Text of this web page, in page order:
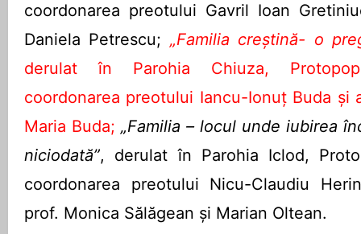
coordonarea preotului Gavril Ioan
Daniela Petrescu; „Familia creștină- o
derulat în Parohia Chiuza,
coordonarea preotului Iancu-Ionuț Buda și
Maria Buda; „Familia – locul unde iubirea
niciodată”, derulat în Parohia Iclod,
coordonarea preotului Nicu-Claudiu
prof. Monica Sălăgean și Marian Oltean.